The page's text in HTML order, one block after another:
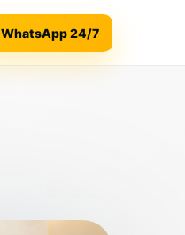
WhatsApp 24/7